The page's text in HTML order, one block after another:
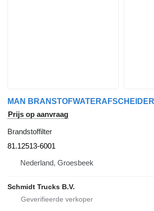
Prijs op aanvraag
Brandstoffilter
81.12513-6001
Nederland, Groesbeek
Schmidt Trucks B.V.